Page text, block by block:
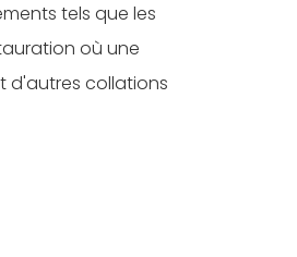
tels que les
où une
d'autres collations